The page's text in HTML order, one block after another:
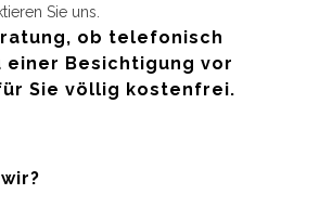
Sie uns.
ob telefonisch
einer Besichtigung vor
Sie völlig kostenfrei.